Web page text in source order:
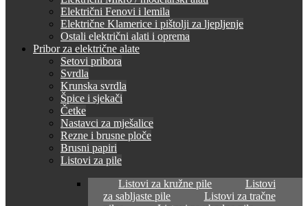
Električni Fenovi i lemila
Električne Klamerice i pištolji za ljepljenje
Ostali električni alati i oprema
Pribor za električne alate
Setovi pribora
Svrdla
Krunska svrdla
Špice i sjekači
Četke
Nastavci za mješalice
Rezne i brusne ploče
Brusni papiri
Listovi za pile
Listovi za kružne pile
Listovi
za sabljaste pile
Listovi za tračne